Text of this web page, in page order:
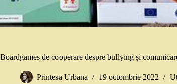
Boardgames de cooperare despre bullying și
Printesa Urbana 19 octombrie 2022